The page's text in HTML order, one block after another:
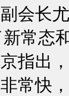
会长
常态
指出
常快